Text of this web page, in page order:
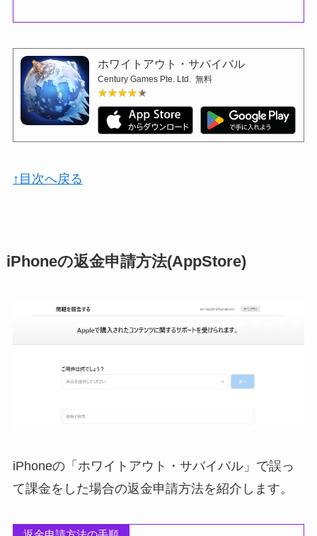
ホワイトアウト・サバイバル
Century Games Pte. Ltd. 無料
★★★★★
★★★★★
↑目次へ戻る
iPhoneの返金申請方法(AppStore)
iPhoneの「ホワイトアウト・サバイバル」で誤っ
て課金をした場合の返金申請方法を紹介します。